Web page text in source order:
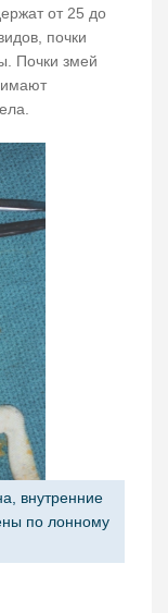
от 25 до
почки
Почки змей
внутренние
по лонному